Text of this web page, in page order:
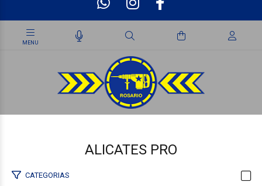
ALICATES PRO
CATEGORIAS